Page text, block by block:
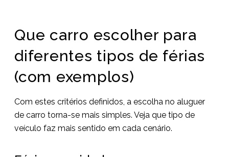
Que carro escolher para
diferentes tipos de férias
(com exemplos)
Com estes critérios definidos, a escolha no aluguer
de carro torna-se mais simples. Veja que tipo de
veículo faz mais sentido em cada cenário.